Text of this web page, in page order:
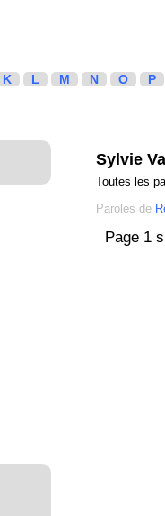
K L M N O P
Sylvie
Toutes les
Paroles de
Page 1